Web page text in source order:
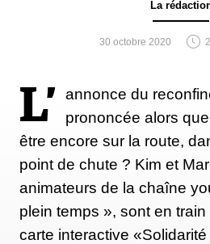
La
30 octobre 2020
L’
annonce du
prononcée alors
être encore sur la route,
point de chute ? Kim et
animateurs de la chaîne
plein temps », sont en
carte interactive